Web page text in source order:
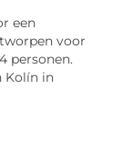
een
voor
personen.
Kolín in